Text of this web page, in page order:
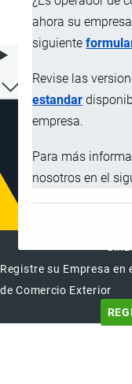
ahora su
siguiente
Revise las
estandar
empresa.
Para más
nosotros en el
Registre su Empresa
de Comercio Exterior